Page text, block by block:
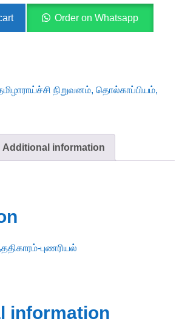
Order on Whatsapp
நிறுவனம், தொல்காப்பியம்,
Additional information
புணரியல்
information